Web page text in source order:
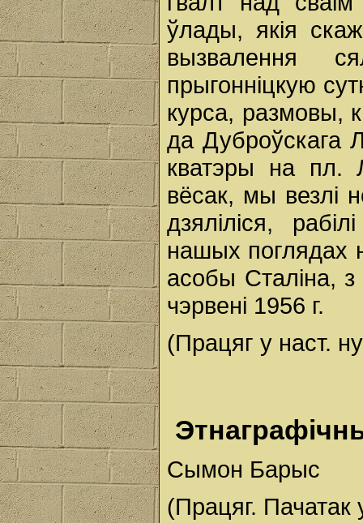
ўлады, якія
вызвалення
прыгонніцкую
курса, размовы,
да Дуброўскага
кватэры на пл.
вёсак, мы везлі
дзяліліся,
нашых поглядах
асобы Сталіна, з
чэрвені 1956 г.
(Працяг у наст.
Сымон Барыс
(Працяг.